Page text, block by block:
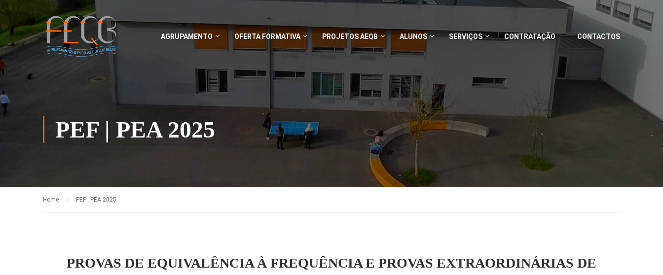
AGRUPAMENTO OFERTA FORMATIVA PROJETOS AEQB ALUNOS SERVIÇOS CONTRATAÇÃO CONTACTOS
PEF | PEA 2025
Home PEF | PEA 2025
PROVAS DE EQUIVALÊNCIA À FREQUÊNCIA E PROVAS EXTRAORDINÁRIAS DE